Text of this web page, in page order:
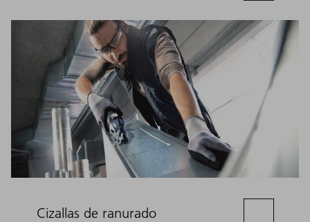
Cizallas de ranurado